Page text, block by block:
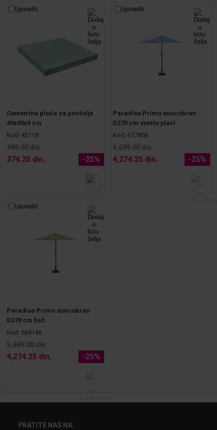
Uporediti
Cementna ploča za postolje
40x40x4 cm
Kod: 42118
499.00 din.
374.25 din. -25%
Uporediti
Paradiso Primo suncobran
D270 cm svetlo plavi
Kod: 677808
5,699.00 din.
4,274.25 din. -25%
Uporediti
Paradiso Primo suncobran
D270 cm bež
Kod: 665146
5,699.00 din.
4,274.25 din. -25%
PRATITE NAS NA: